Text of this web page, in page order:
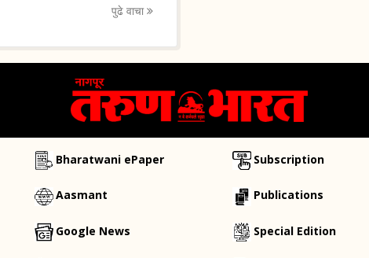
पुढे वाचा
Bharatwani ePaper
Aasmant
Google News
Subscription
Publications
Special Edition